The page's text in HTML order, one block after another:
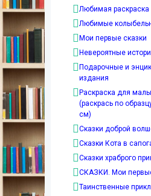
Любимая раскраска
Любимые
Мои первые сказки
Невероятные
Подарочные и
издания
Раскраска для
(раскрась по
см)
Сказки доброй
Сказки Кота в
Сказки храброго
СКАЗКИ. Мои
Таинственные